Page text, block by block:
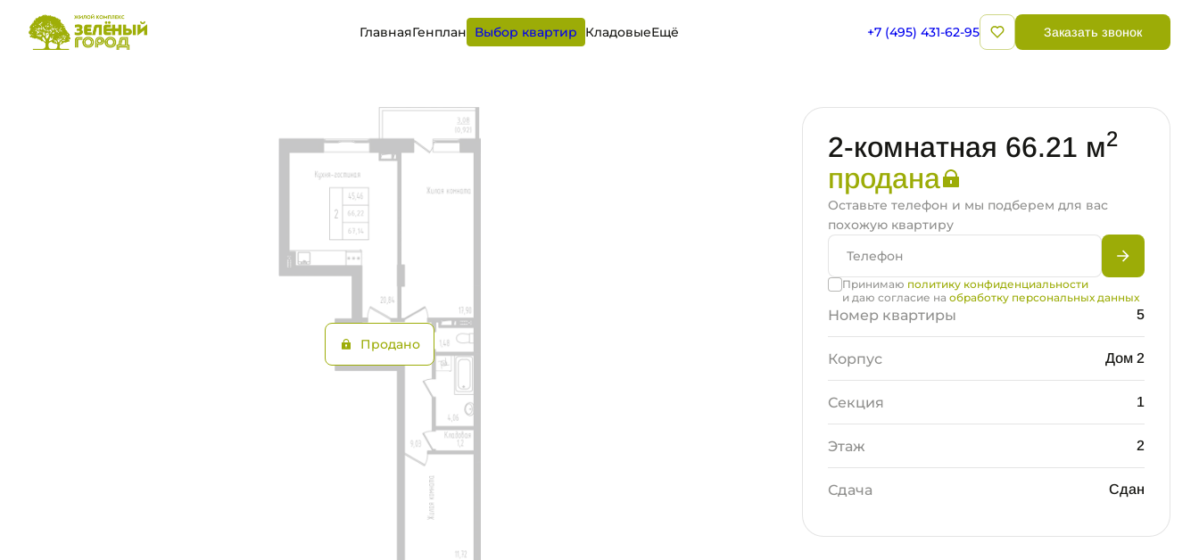
ГлавнаяГенплан Выбор квартир КладовыеЕщё +7 (495) 431-62-95 Заказать звонок
2-комнатная66.21 м Цена по запросу
Продано
2-комнатная 66.21 м2
продана
Оставьте телефон и мы подберем для вас
похожую квартиру
Принимаю политику конфиденциальности
и даю согласие на обработку персональных данных
Номер квартиры 5
Корпус Дом 2
Секция 1
Этаж 2
Сдача Сдан